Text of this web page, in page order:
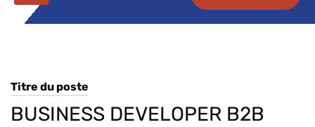
Titre du poste
BUSINESS DEVELOPER B2B